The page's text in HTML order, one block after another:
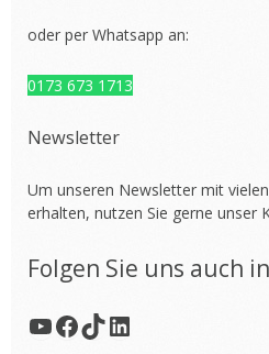
oder per Whatsapp an:
0173 673 1713
Newsletter
Um unseren Newsletter mit
erhalten, nutzen Sie gerne unser
Folgen Sie uns auch
YouTube
Facebook
TikTok
LinkedIn